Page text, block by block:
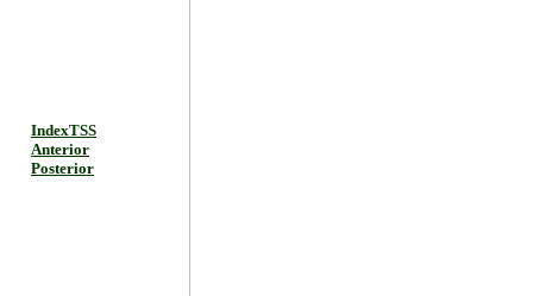
IndexTSS
Anterior
Posterior